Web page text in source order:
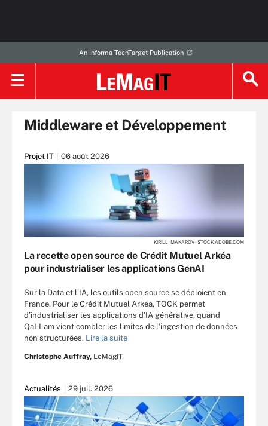
An Informa TechTarget Publication
Middleware et Développement
Projet IT 06 août 2026
KIRILL_MAKAROV - STOCK.ADOBE.COM
La recette open source de Crédit Mutuel Arkéa
pour industrialiser les applications GenAI
Sur la Data et l’IA, les outils open source se déploient en
France. Pour le Crédit Mutuel Arkéa, TOCK permet
d’industrialiser les applications d’IA générative, quand
QaLLam vient combler les limites de l’ingestion de données
non structurées. Lire la suite
Christophe Auffray, LeMagIT
Actualités 29 juil. 2026